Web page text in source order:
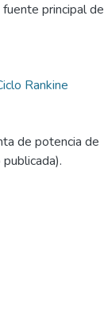
principal de
Rankine
de potencia de